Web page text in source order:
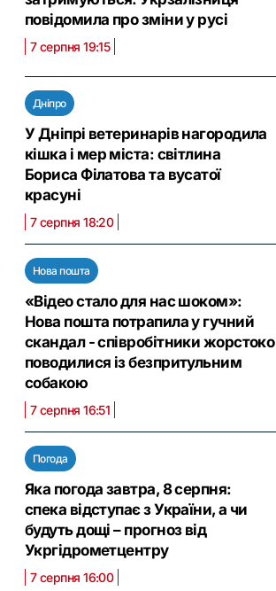
повідомила про зміни у русі
7 серпня 19:15
Дніпро
У Дніпрі ветеринарів нагородила
кішка і мер міста: світлина
Бориса Філатова та вусатої
красуні
7 серпня 18:20
Нова пошта
«Відео стало для нас шоком»:
Нова пошта потрапила у гучний
скандал - співробітники жорстоко
поводилися із безпритульним
собакою
7 серпня 16:51
Погода
Яка погода завтра, 8 серпня:
спека відступає з України, а чи
будуть дощі – прогноз від
Укргідрометцентру
7 серпня 16:00